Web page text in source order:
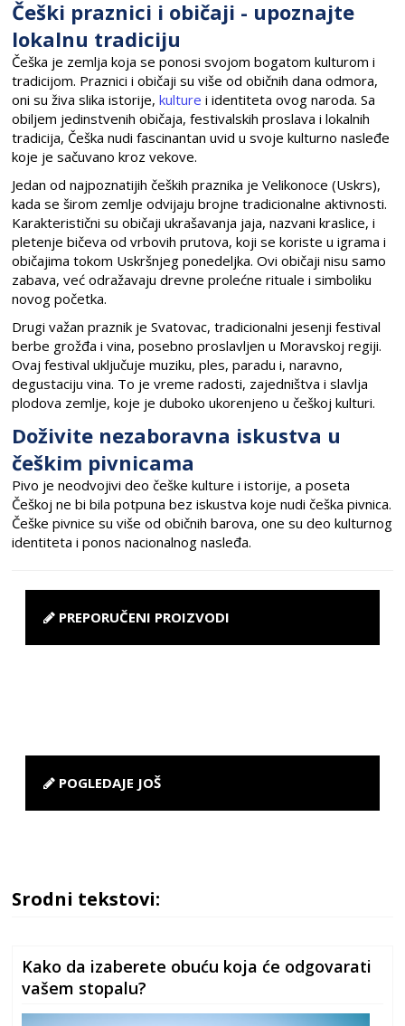
Češki praznici i običaji - upoznajte
lokalnu tradiciju
Češka je zemlja koja se ponosi svojom bogatom kulturom i
tradicijom. Praznici i običaji su više od običnih dana odmora,
oni su živa slika istorije,kulture i identiteta ovog naroda. Sa
obiljem jedinstvenih običaja, festivalskih proslava i lokalnih
tradicija, Češka nudi fascinantan uvid u svoje kulturno nasleđe
koje je sačuvano kroz vekove.
Jedan od najpoznatijih čeških praznika je Velikonoce (Uskrs),
kada se širom zemlje odvijaju brojne tradicionalne aktivnosti.
Karakteristični su običaji ukrašavanja jaja, nazvani kraslice, i
pletenje bičeva od vrbovih prutova, koji se koriste u igrama i
običajima tokom Uskršnjeg ponedeljka. Ovi običaji nisu samo
zabava, već odražavaju drevne prolećne rituale i simboliku
novog početka.
Drugi važan praznik je Svatovac, tradicionalni jesenji festival
berbe grožđa i vina, posebno proslavljen u Moravskoj regiji.
Ovaj festival uključuje muziku, ples, paradu i, naravno,
degustaciju vina. To je vreme radosti, zajedništva i slavlja
plodova zemlje, koje je duboko ukorenjeno u češkoj kulturi.
Doživite nezaboravna iskustva u
češkim pivnicama
Pivo je neodvojivi deo češke kulture i istorije, a poseta
Češkoj ne bi bila potpuna bez iskustva koje nudi češka pivnica.
Češke pivnice su više od običnih barova, one su deo kulturnog
identiteta i ponos nacionalnog nasleđa.
PREPORUČENI PROIZVODI
POGLEDAJE JOŠ
Srodni tekstovi:
Kako da izaberete obuću koja će odgovarati
vašem stopalu?